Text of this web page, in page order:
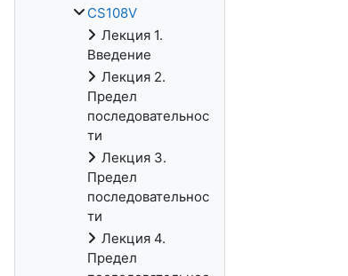
CS108V
Лекция 1.
Введение
Лекция 2.
Предел
последовательнос
ти
Лекция 3.
Предел
последовательнос
ти
Лекция 4.
Предел